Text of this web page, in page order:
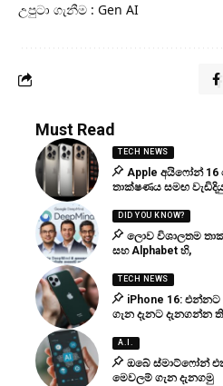
උපුටා ගැනීම : Gen AI
Must Read
TECH NEWS
Apple අයිෆෝන් 16
තාක්ෂණය සමඟ
DID YOU KNOW?
ලොව විශාලතම
සහ Alphabet හි,
TECH NEWS
iPhone 16:
ගැන දැනට දැනගන්න
A.I.
ඔබේ ස්මාට්ෆෝන්
මෙවලම් ගැන දැනගමු